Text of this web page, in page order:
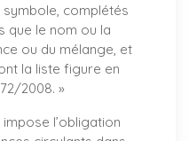
complétés
que le nom ou la
ou du mélange, et
la liste figure en
2008. »
l’obligation